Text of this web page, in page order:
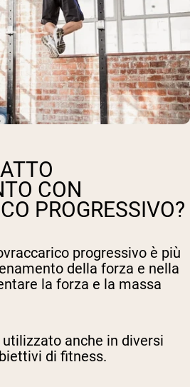
CON
PROGRESSIVO?
progressivo è più
della forza e nella
la forza e la massa
anche in diversi
di fitness.